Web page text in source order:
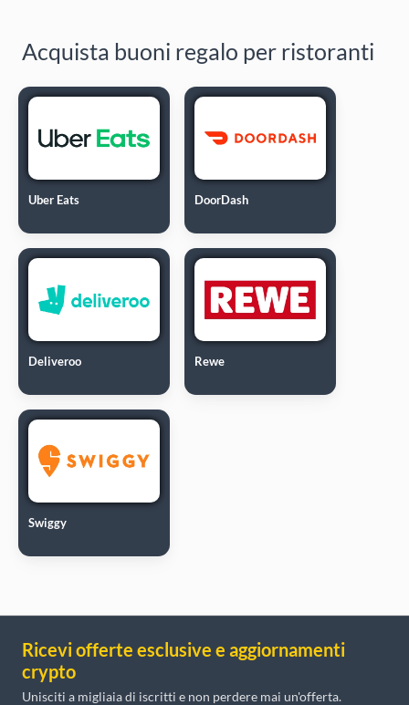
Acquista buoni regalo per ristoranti
Uber Eats DoorDash
Deliveroo Rewe
Swiggy
Ricevi offerte esclusive e aggiornamenti
crypto
Unisciti a migliaia di iscritti e non perdere mai un'offerta.